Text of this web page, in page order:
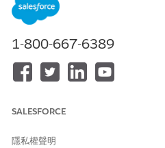
設定我的網域登入原則
入您組織時是否需要使用「我的
1-800-667-6389
SALESFORCE
隱私權聲明